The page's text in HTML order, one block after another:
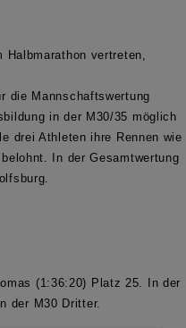
Halbmarathon vertreten,
die Mannschaftswertung
in der M30/35 möglich
drei Athleten ihre Rennen wie
In der Gesamtwertung
(1:36:20) Platz 25.
In der
der M30 Dritter.